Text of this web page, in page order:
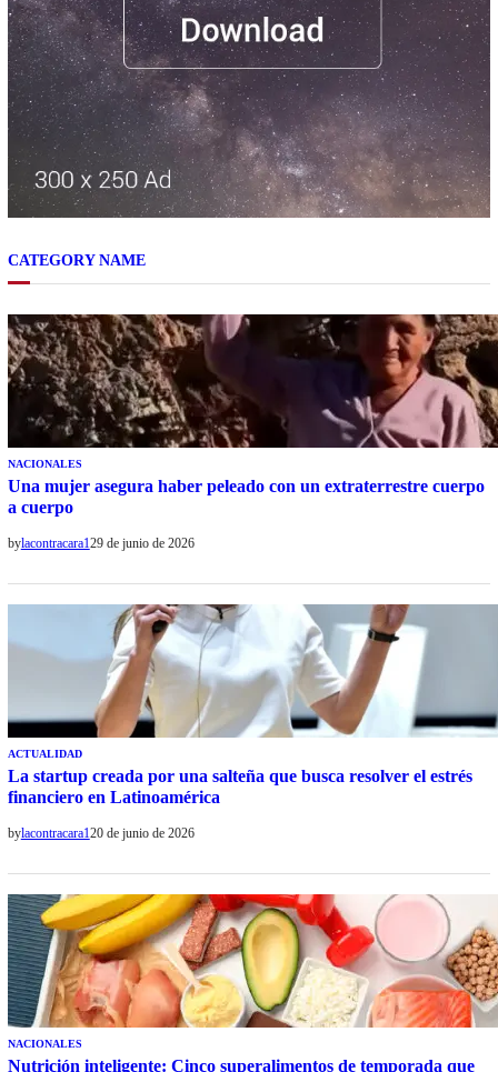
CATEGORY NAME
NACIONALES
Una mujer asegura haber peleado con un extraterrestre cuerpo
a cuerpo
bylacontracara129 de junio de 2026
ACTUALIDAD
La startup creada por una salteña que busca resolver el estrés
financiero en Latinoamérica
bylacontracara120 de junio de 2026
NACIONALES
Nutrición inteligente: Cinco superalimentos de temporada que